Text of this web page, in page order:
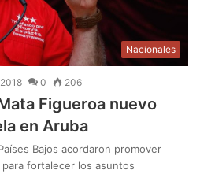
Nacionales
0 206
Figueroa nuevo
en Aruba
Bajos acordaron promover
fortalecer los asuntos